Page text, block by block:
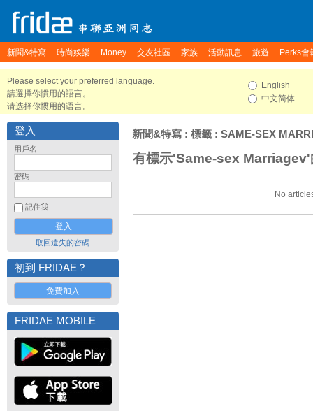
新聞&特寫 時尚娛樂 Money 交友社區 家族 活動訊息 旅遊 Perks會
Please select your preferred language.
請選擇你慣用的語言。
请选择你惯用的语言。
English
中文简体
登入
用戶名
密碼
記住我
取回遺失的密碼
初到 FRIDAE？
免費加入
FRIDAE MOBILE
新聞&特寫 : 標籤 : SAME-SEX
有標示'Same-sex Marriagev'
No